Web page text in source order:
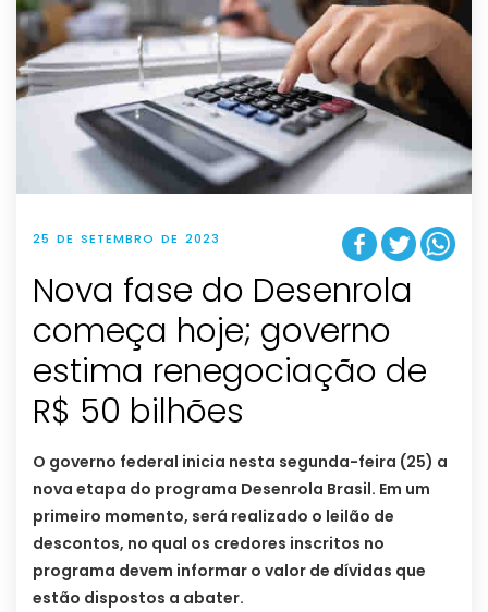
25 DE SETEMBRO DE 2023
Nova fase do Desenrola
começa hoje; governo
estima renegociação de
R$ 50 bilhões
O governo federal inicia nesta segunda-feira (25) a
nova etapa do programa Desenrola Brasil. Em um
primeiro momento, será realizado o leilão de
descontos, no qual os credores inscritos no
programa devem informar o valor de dívidas que
estão dispostos a abater.